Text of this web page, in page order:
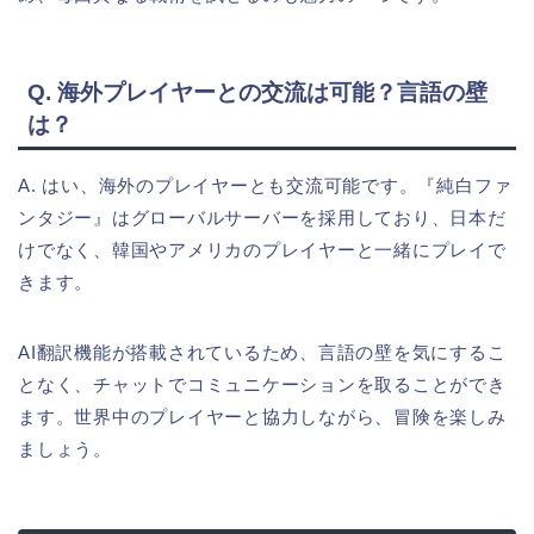
Q. 海外プレイヤーとの交流は可能？言語の壁
は？
A. はい、海外のプレイヤーとも交流可能です。『純白ファ
ンタジー』はグローバルサーバーを採用しており、日本だ
けでなく、韓国やアメリカのプレイヤーと一緒にプレイで
きます。
AI翻訳機能が搭載されているため、言語の壁を気にするこ
となく、チャットでコミュニケーションを取ることができ
ます。世界中のプレイヤーと協力しながら、冒険を楽しみ
ましょう。